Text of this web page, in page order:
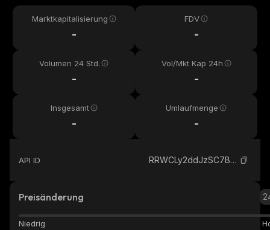
Marktkapitalisierung
-
FDV
-
Volumen 24 Std.
-
Vol/Mkt Kap 24h
-
Insgesamt
-
Umlaufmenge
-
API ID RRWCLy2ddJzSC7B5wfBEAvEDRtpt8DphkZGYnKJpump_solana
Preisänderung
Niedrig